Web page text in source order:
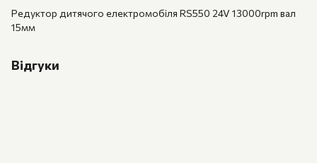
Редуктор дитячого електромобіля RS550 24V 13000rpm вал
15мм
Відгуки